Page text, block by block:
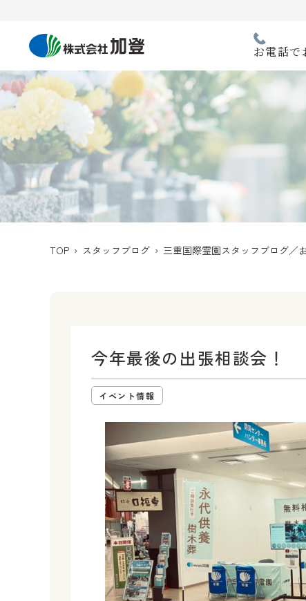
content
お電話で
TOP › スタッフブログ › 三重国際霊園スタッフブログ／
今年最後の出張相談会！
イベント情報